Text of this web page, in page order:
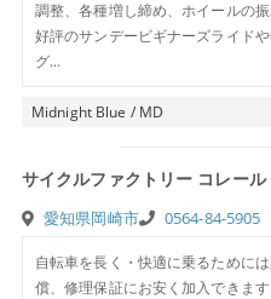
調整、各種増し締め、ホイールの
好評のサンデービギナーズライド
グ...
Midnight Blue / MD
サイクルファクトリー コレール
愛知県岡崎市 0564-84-5905
自転車を長く・快適に乗るために
償、修理保証にお安く加入できま